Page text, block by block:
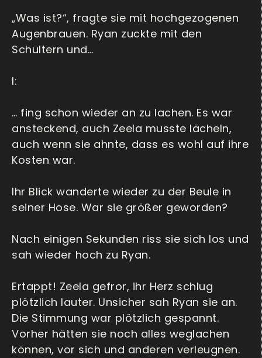
„Was ist?“, fragte sie mit hochgezogenen
Augenbrauen. Ryan zuckte mit den
Schultern und…
I:
… fing schon wieder an zu lachen. Es war
ansteckend, auch Zeela musste lächeln,
auch wenn sie ahnte, dass es wohl auf ihre
Kosten war.
Ihr Blick wanderte wieder zu der Beule in
seiner Hose. War sie größer geworden?
Nach einigen Sekunden riss sie sich los und
sah wieder hoch zu Ryan.
Ertappt! Zeela gefror, ihr Herz schlug
plötzlich lauter. Unsicher sah Ryan sie an.
Die Stimmung war plötzlich gespannt.
Vorher hätten sie noch alles weglachen
können, vor sich und anderen verleugnen.